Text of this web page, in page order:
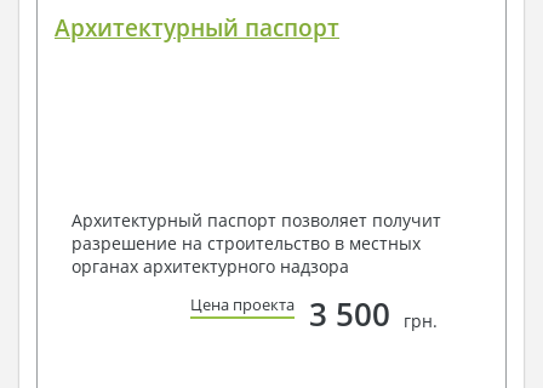
Архитектурный паспорт
Архитектурный паспорт позволяет получит
разрешение на строительство в местных
органах архитектурного надзора
Цена проекта 3 500 грн.